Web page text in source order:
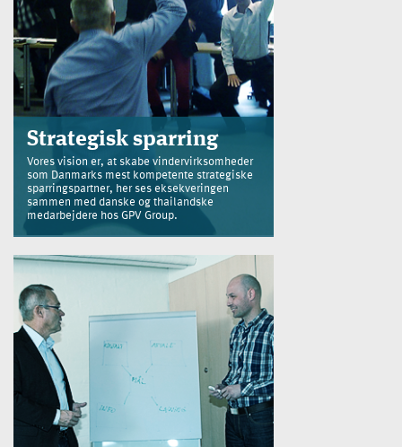
Strategisk sparring
Vores vision er, at skabe vindervirksomheder
som Danmarks mest kompetente strategiske
sparringspartner, her ses eksekveringen
sammen med danske og thailandske
medarbejdere hos GPV Group.